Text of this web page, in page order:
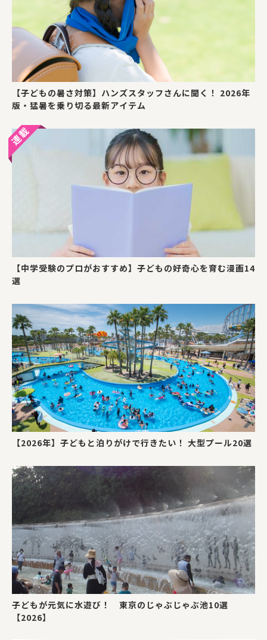
【子どもの暑さ対策】ハンズスタッフさんに聞く！ 2026年
版・猛暑を乗り切る最新アイテム
【中学受験のプロがおすすめ】子どもの好奇心を育む漫画14
選
【2026年】子どもと泊りがけで行きたい！ 大型プール20選
子どもが元気に水遊び！ 東京のじゃぶじゃぶ池10選
【2026】